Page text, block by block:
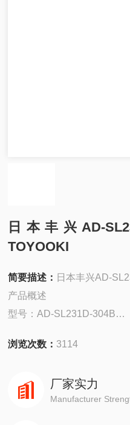
日本丰兴AD-
TOYOOKI
简要描述： 日本丰兴AD-
产品概述
型号：AD-SL231D-304B
品牌：丰兴（Toyoko Koki）
类型：气动高真空角阀（
浏览次数：3114
厂家实力
Manufacturer